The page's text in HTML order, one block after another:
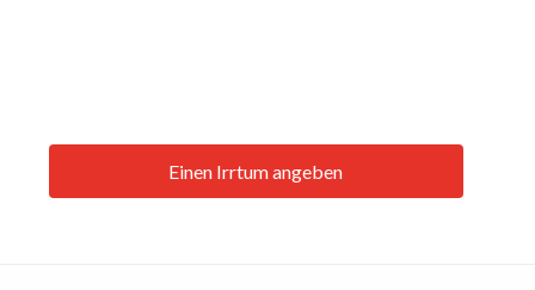
Einen Irrtum angeben